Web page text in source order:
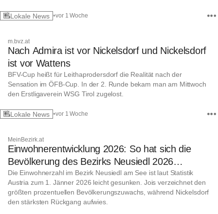
Lokale News •vor 1 Woche
m.bvz.at
Nach Admira ist vor Nickelsdorf und Nickelsdorf
ist vor Wattens
BFV-Cup heißt für Leithaprodersdorf die Realität nach der
Sensation im ÖFB-Cup. In der 2. Runde bekam man am Mittwoch
den Erstligaverein WSG Tirol zugelost.
Lokale News •vor 1 Woche
MeinBezirk.at
Einwohnerentwicklung 2026: So hat sich die
Bevölkerung des Bezirks Neusiedl 2026
entwickelt
Die Einwohnerzahl im Bezirk Neusiedl am See ist laut Statistik
Austria zum 1. Jänner 2026 leicht gesunken. Jois verzeichnet den
größten prozentuellen Bevölkerungszuwachs, während Nickelsdorf
den stärksten Rückgang aufwies.